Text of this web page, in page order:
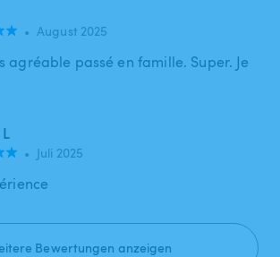
• August 2025
agréable passé en famille. Super. Je
• Juli 2025
Bewertungen anzeigen